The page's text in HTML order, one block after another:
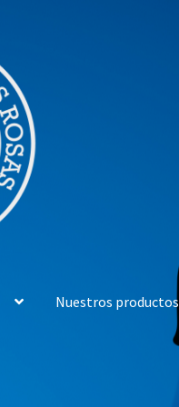
Nuestros productos